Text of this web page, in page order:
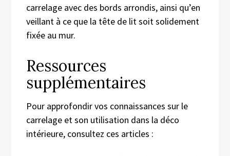
carrelage avec des bords arrondis, ainsi qu’en
veillant à ce que la tête de lit soit solidement
fixée au mur.
Ressources
supplémentaires
Pour approfondir vos connaissances sur le
carrelage et son utilisation dans la déco
intérieure, consultez ces articles :